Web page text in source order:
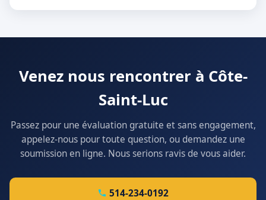
Venez nous rencontrer à Côte-
Saint-Luc
Passez pour une évaluation gratuite et sans engagement,
appelez-nous pour toute question, ou demandez une
soumission en ligne. Nous serions ravis de vous aider.
514-234-0192